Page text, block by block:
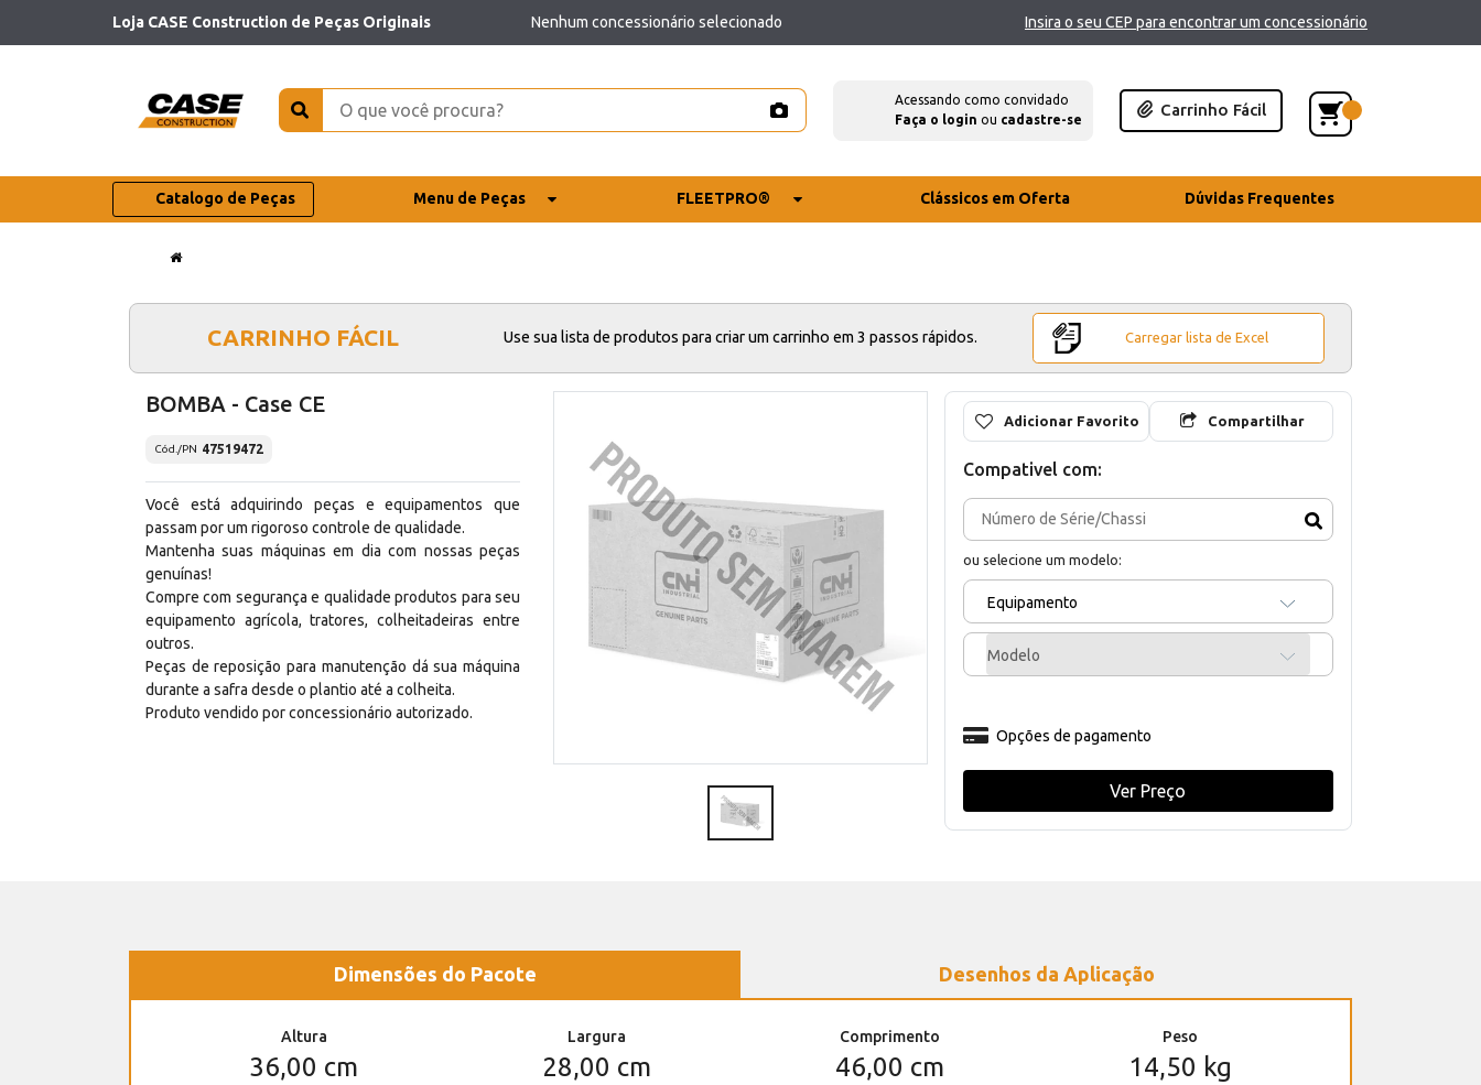
Loja CASE Construction de Peças Originais Nenhum concessionário selecionado Insira o seu CEP para encontrar um concessionário
Acessando como convidado
Faça o login ou cadastre-se
Carrinho Fácil
Catalogo de Peças Menu de Peças FLEETPRO® Clássicos em Oferta Dúvidas Frequentes
CARRINHO FÁCIL Use sua lista de produtos para criar um carrinho em 3 passos rápidos. Carregar lista de Excel
BOMBA - Case CE
Cód./PN 47519472
Você está adquirindo peças e equipamentos que
passam por um rigoroso controle de qualidade.
Mantenha suas máquinas em dia com nossas peças
genuínas!
Compre com segurança e qualidade produtos para seu
equipamento agrícola, tratores, colheitadeiras entre
outros.
Peças de reposição para manutenção dá sua máquina
durante a safra desde o plantio até a colheita.
Produto vendido por concessionário autorizado.
Adicionar Favorito Compartilhar
Compativel com:
ou selecione um modelo:
Equipamento
Modelo
Opções de pagamento
Ver Preço
Dimensões do Pacote Desenhos da Aplicação
Altura
36,00 cm
Largura
28,00 cm
Comprimento
46,00 cm
Peso
14,50 kg